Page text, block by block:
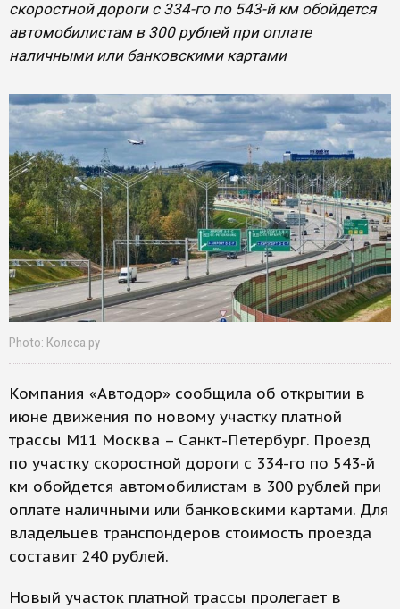
скоростной дороги с 334-го по 543-й км обойдется
автомобилистам в 300 рублей при оплате
наличными или банковскими картами
Photo: Колеса.ру
Компания «Автодор» сообщила об открытии в
июне движения по новому участку платной
трассы М11 Москва – Санкт-Петербург. Проезд
по участку скоростной дороги с 334-го по 543-й
км обойдется автомобилистам в 300 рублей при
оплате наличными или банковскими картами. Для
владельцев транспондеров стоимость проезда
составит 240 рублей.
Новый участок платной трассы пролегает в